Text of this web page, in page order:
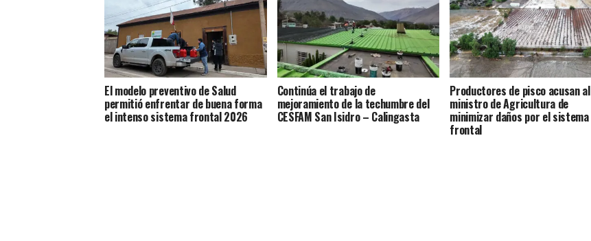
El modelo preventivo de Salud
permitió enfrentar de buena forma
el intenso sistema frontal 2026
Continúa el trabajo de
mejoramiento de la techumbre del
CESFAM San Isidro – Calingasta
Productores de pisco acusan al
ministro de Agricultura de
minimizar daños por el sistema
frontal